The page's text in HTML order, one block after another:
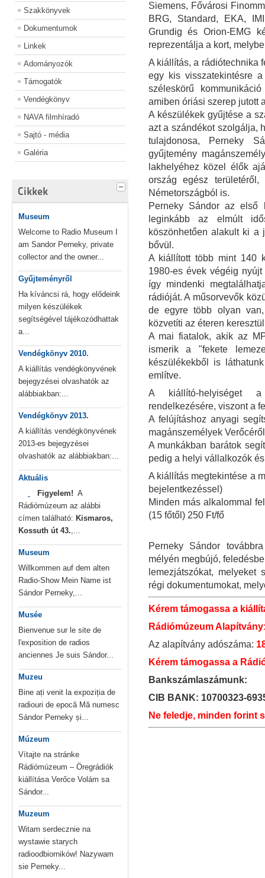
Szakkönyvek
Dokumentumok
Linkek
Adományozók
Támogatók
Vendégkönyv
NAVA filmhíradó
Sajtó - média
Galéria
Cikkek
Museum
Welcome to Radio Museum I
am Sandor Perneky, private
collector and the owner...
Gyűjteményről
Ha kíváncsi rá, hogy elődeink
milyen készülékek
segítségével tájékozódhattak
a...
Vendégkönyv 2010.
A kiállítás vendégkönyvének
bejegyzései olvashatók az
alábbiakban:...
Vendégkönyv 2013.
A kiállítás vendégkönyvének
2013-es bejegyzései
olvashatók az alábbiakban:...
Aktuális
Figyelem! A
Rádiómúzeum az alábbi
címen található: Kismaros,
Kossuth út 43.,...
Museum
Willkommen auf dem alten
Radio-Show Mein Name ist
Sándor Perneky,...
Musée
Bienvenue sur le site de
l'exposition de radios
anciennes Je suis Sándor...
Muzeu
Bine ați venit la expoziția de
radiouri de epocă Mă numesc
Sándor Perneky și...
Múzeum
Vítajte na stránke
Rádiómúzeum – Öregrádiók
kiállítása Verőce Volám sa
Sándor...
Muzeum
Witam serdecznie na
wystawie starych
radioodbiorników! Nazywam
sie Perneky...
Siemens, Fővárosi
BRG, Standard, EKA,
Grundig és Orion-EMG
reprezentálja a kort,
A kiállítás, a rádiótechnika
egy kis visszatekintésre
széleskörű
amiben óriási szerep jutott
A készülékek gyűjtése a
azt a szándékot szolgálja,
tulajdonosa, Perneky
gyűjtemény
lakhelyéhez közel élők
ország egész
Németországból is.
Perneky Sándor az első
leginkább az elmúlt
köszönhetően alakult ki a
bővül.
A kiállított több mint 140
1980-es évek végéig
így mindenki
rádióját. A műsorvevők
de egyre több olyan
közvetíti az éteren
A mai fiatalok, akik az
ismerik a "fekete
készülékekből is
említve.
A kiállító-helyiséget a
rendelkezésére, viszont a
A felújításhoz anyagi
magánszemélyek
A munkákban barátok
pedig a helyi vállalkozók
A kiállítás megtekintése a
bejelentkezéssel)
Minden más alkalommal
(15 főtől) 250 Ft/fő
Perneky Sándor
mélyén megbújó,
lemezjátszókat, melyeket
régi dokumentumokat,
Kérem támogassa a
Rádiómúzeum
Az alapítvány adószáma:
Kérem támogassa a
Bankszámlaszámunk:
CIB BANK: 10700323-
Ne feledje, minden forint